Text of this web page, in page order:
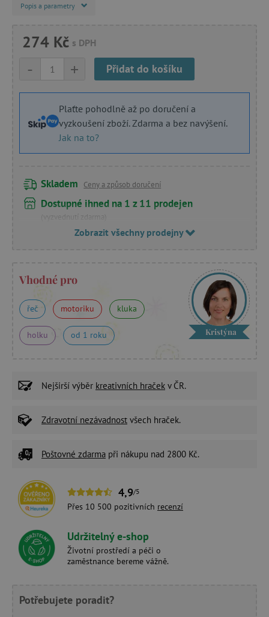
Popis a parametry
274 Kč s DPH
+
- Přidat do košíku
Plaťte pohodlně až po doručení a
vyzkoušení zboží. Zdarma a bez navýšení.
Jak na to?
Skladem Ceny a způsob doručení
Dostupné ihned na 1 z 11 prodejen
(vyzvednutí zdarma)
Zobrazit všechny prodejny
Vhodné pro
řeč motoriku kluka
holku od 1 roku Kristýna
Nejširší výběr kreativních hraček v ČR.
Zdravotní nezávadnost všech hraček.
Poštovné zdarma při nákupu nad 2800 Kč.
4,9/5
Přes 10 500 pozitivních recenzí
Udržitelný e-shop
Životní prostředí a péči o
zaměstnance bereme vážně.
Potřebujete poradit?